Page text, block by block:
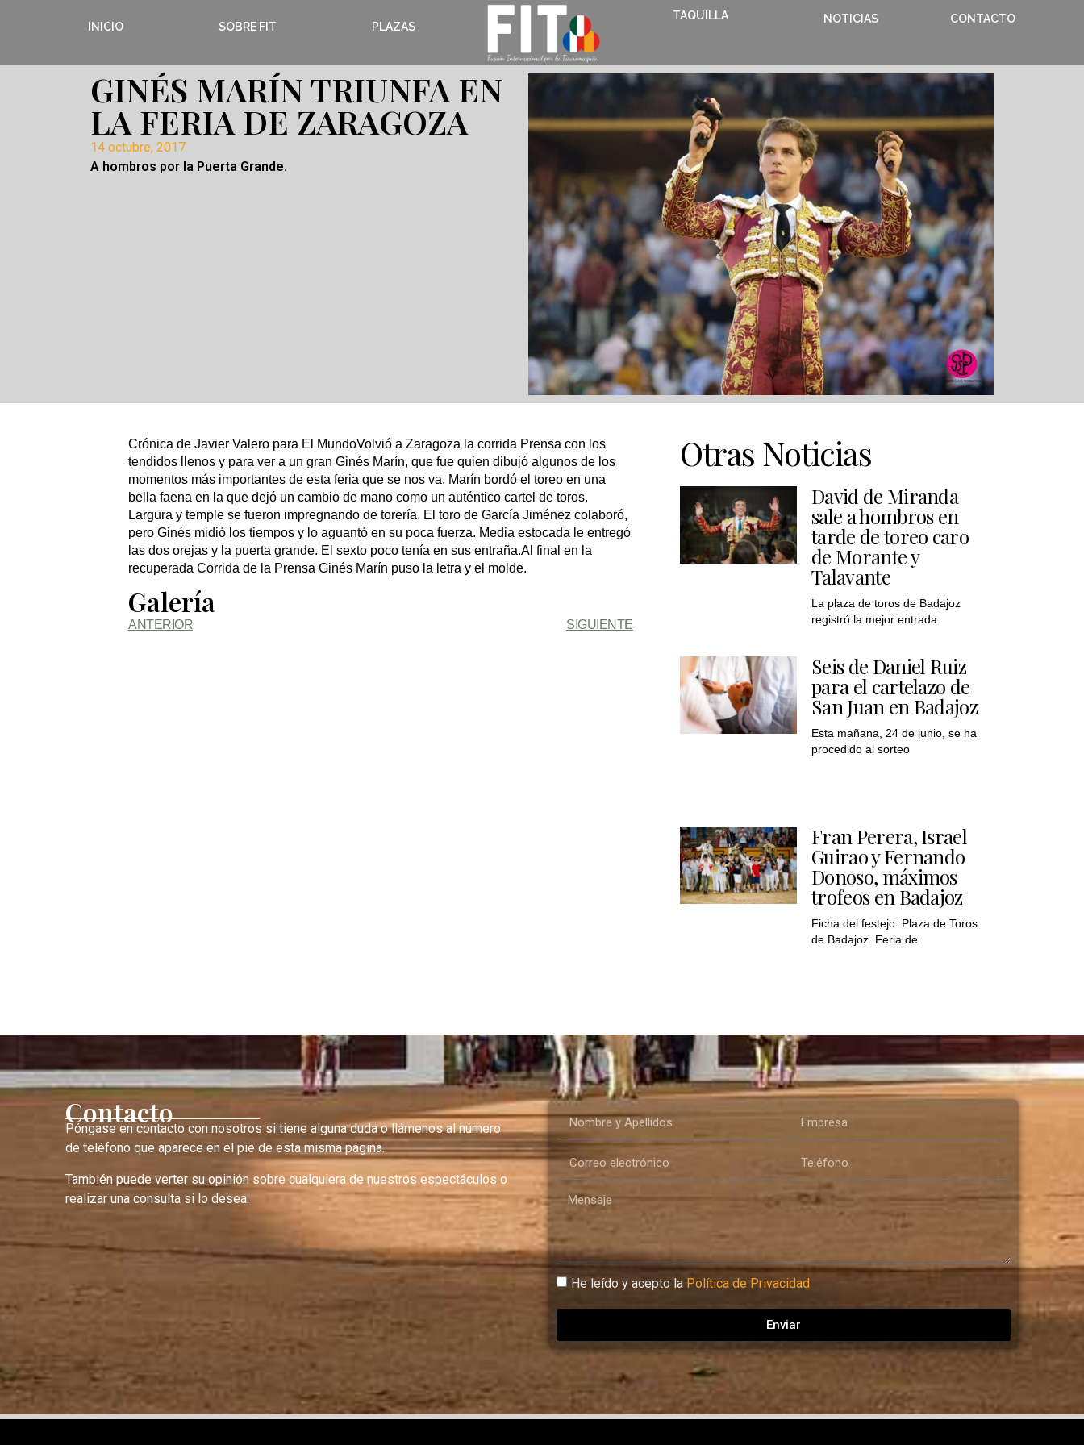
INICIO SOBRE FIT PLAZAS
TAQUILLA NOTICIAS CONTACTO
GINÉS MARÍN TRIUNFA EN
LA FERIA DE ZARAGOZA
14 octubre, 2017
A hombros por la Puerta Grande.
Crónica de Javier Valero para El MundoVolvió a Zaragoza la corrida Prensa con los
tendidos llenos y para ver a un gran Ginés Marín, que fue quien dibujó algunos de los
momentos más importantes de esta feria que se nos va. Marín bordó el toreo en una
bella faena en la que dejó un cambio de mano como un auténtico cartel de toros.
Largura y temple se fueron impregnando de torería. El toro de García Jiménez colaboró,
pero Ginés midió los tiempos y lo aguantó en su poca fuerza. Media estocada le entregó
las dos orejas y la puerta grande. El sexto poco tenía en sus entraña.Al final en la
recuperada Corrida de la Prensa Ginés Marín puso la letra y el molde.
Galería
ANTERIOR SIGUIENTE
Otras Noticias
David de Miranda
sale a hombros en
tarde de toreo caro
de Morante y
Talavante
La plaza de toros de Badajoz
registró la mejor entrada
Seis de Daniel Ruiz
para el cartelazo de
San Juan en Badajoz
Esta mañana, 24 de junio, se ha
procedido al sorteo
Fran Perera, Israel
Guirao y Fernando
Donoso, máximos
trofeos en Badajoz
Ficha del festejo: Plaza de Toros
de Badajoz. Feria de
Contacto
Póngase en contacto con nosotros si tiene alguna duda o llámenos al número
de teléfono que aparece en el pie de esta misma página.
También puede verter su opinión sobre cualquiera de nuestros espectáculos o
realizar una consulta si lo desea.
He leído y acepto la Política de Privacidad
Enviar